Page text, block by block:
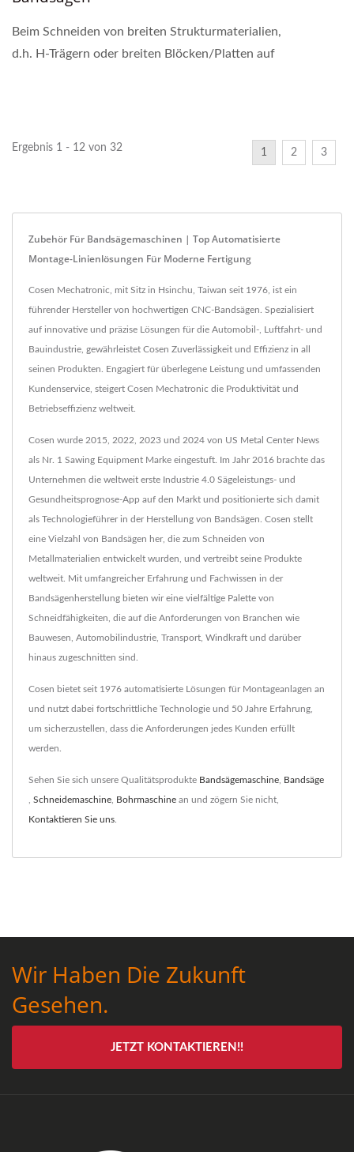
Beim Schneiden von breiten Strukturmaterialien,
d.h. H-Trägern oder breiten Blöcken/Platten auf
Ergebnis 1 - 12 von 32 1 2 3
Zubehör Für Bandsägemaschinen | Top Automatisierte
Montage-Linienlösungen Für Moderne Fertigung
Cosen Mechatronic, mit Sitz in Hsinchu, Taiwan seit 1976, ist ein
führender Hersteller von hochwertigen CNC-Bandsägen. Spezialisiert
auf innovative und präzise Lösungen für die Automobil-, Luftfahrt- und
Bauindustrie, gewährleistet Cosen Zuverlässigkeit und Effizienz in all
seinen Produkten. Engagiert für überlegene Leistung und umfassenden
Kundenservice, steigert Cosen Mechatronic die Produktivität und
Betriebseffizienz weltweit.
Cosen wurde 2015, 2022, 2023 und 2024 von US Metal Center News
als Nr. 1 Sawing Equipment Marke eingestuft. Im Jahr 2016 brachte das
Unternehmen die weltweit erste Industrie 4.0 Sägeleistungs- und
Gesundheitsprognose-App auf den Markt und positionierte sich damit
als Technologieführer in der Herstellung von Bandsägen. Cosen stellt
eine Vielzahl von Bandsägen her, die zum Schneiden von
Metallmaterialien entwickelt wurden, und vertreibt seine Produkte
weltweit. Mit umfangreicher Erfahrung und Fachwissen in der
Bandsägenherstellung bieten wir eine vielfältige Palette von
Schneidfähigkeiten, die auf die Anforderungen von Branchen wie
Bauwesen, Automobilindustrie, Transport, Windkraft und darüber
hinaus zugeschnitten sind.
Cosen bietet seit 1976 automatisierte Lösungen für Montageanlagen an
und nutzt dabei fortschrittliche Technologie und 50 Jahre Erfahrung,
um sicherzustellen, dass die Anforderungen jedes Kunden erfüllt
werden.
Sehen Sie sich unsere Qualitätsprodukte Bandsägemaschine Bandsäge
Schneidemaschine Bohrmaschine an und zögern Sie nicht,
Kontaktieren Sie uns
Wir Haben Die Zukunft
Gesehen.
JETZT KONTAKTIEREN!!